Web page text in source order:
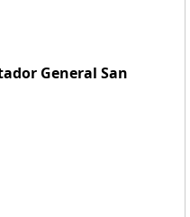
General San